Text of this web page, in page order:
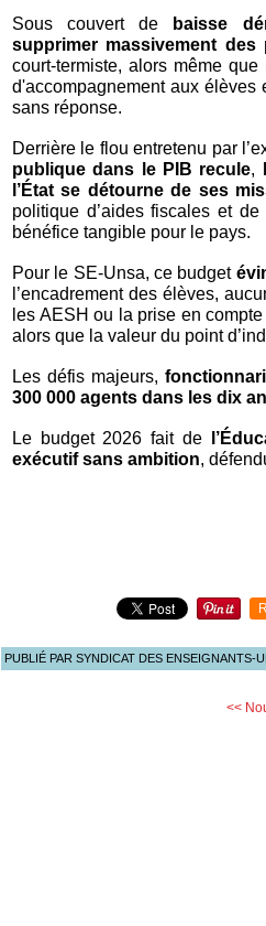
Sous couvert de baisse
supprimer massivement des
court-termiste, alors même
d'accompagnement aux
sans réponse.
Derrière le flou entretenu par
publique dans le PIB recule,
l’État se détourne de ses
politique d’aides fiscales et
bénéfice tangible pour le pays.
Pour le SE-Unsa, ce budget
l’encadrement des élèves,
les AESH ou la prise en
alors que la valeur du point
Les défis majeurs,
300 000 agents dans les dix
Le budget 2026 fait de
exécutif sans ambition,
PUBLIÉ PAR SYNDICAT DES ENSEIGNANTS-
<<